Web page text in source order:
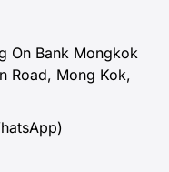
[…]
On Bank Mongkok
Road, Mong Kok,